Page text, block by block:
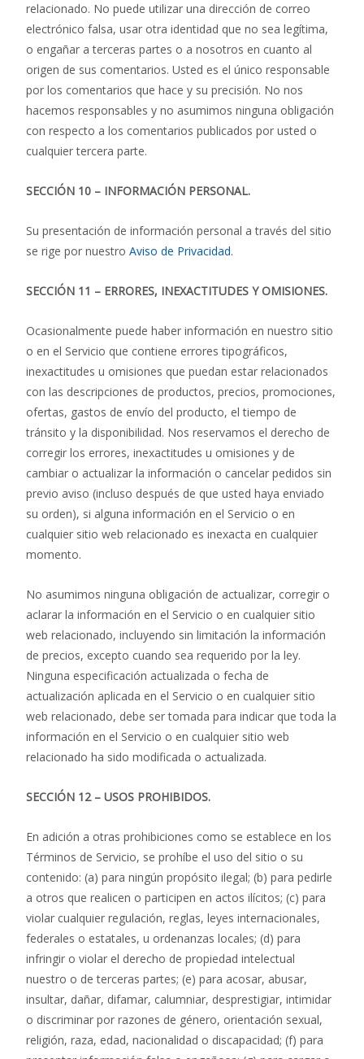
relacionado. No puede utilizar una dirección de correo
electrónico falsa, usar otra identidad que no sea legítima,
o engañar a terceras partes o a nosotros en cuanto al
origen de sus comentarios. Usted es el único responsable
por los comentarios que hace y su precisión. No nos
hacemos responsables y no asumimos ninguna obligación
con respecto a los comentarios publicados por usted o
cualquier tercera parte.
SECCIÓN 10 – INFORMACIÓN PERSONAL.
Su presentación de información personal a través del sitio
se rige por nuestro Aviso de Privacidad.
SECCIÓN 11 – ERRORES, INEXACTITUDES Y OMISIONES.
Ocasionalmente puede haber información en nuestro sitio
o en el Servicio que contiene errores tipográficos,
inexactitudes u omisiones que puedan estar relacionados
con las descripciones de productos, precios, promociones,
ofertas, gastos de envío del producto, el tiempo de
tránsito y la disponibilidad. Nos reservamos el derecho de
corregir los errores, inexactitudes u omisiones y de
cambiar o actualizar la información o cancelar pedidos sin
previo aviso (incluso después de que usted haya enviado
su orden), si alguna información en el Servicio o en
cualquier sitio web relacionado es inexacta en cualquier
momento.
No asumimos ninguna obligación de actualizar, corregir o
aclarar la información en el Servicio o en cualquier sitio
web relacionado, incluyendo sin limitación la información
de precios, excepto cuando sea requerido por la ley.
Ninguna especificación actualizada o fecha de
actualización aplicada en el Servicio o en cualquier sitio
web relacionado, debe ser tomada para indicar que toda la
información en el Servicio o en cualquier sitio web
relacionado ha sido modificada o actualizada.
SECCIÓN 12 – USOS PROHIBIDOS.
En adición a otras prohibiciones como se establece en los
Términos de Servicio, se prohíbe el uso del sitio o su
contenido: (a) para ningún propósito ilegal; (b) para pedirle
a otros que realicen o participen en actos ilícitos; (c) para
violar cualquier regulación, reglas, leyes internacionales,
federales o estatales, u ordenanzas locales; (d) para
infringir o violar el derecho de propiedad intelectual
nuestro o de terceras partes; (e) para acosar, abusar,
insultar, dañar, difamar, calumniar, desprestigiar, intimidar
o discriminar por razones de género, orientación sexual,
religión, raza, edad, nacionalidad o discapacidad; (f) para